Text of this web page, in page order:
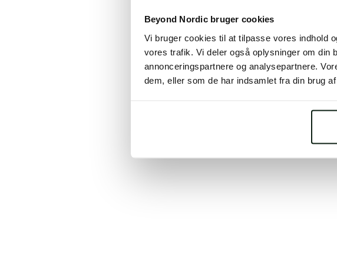
Beyond Nordic bruger cookies
Vi bruger cookies til at tilpasse vores indhold
vores trafik. Vi deler også oplysninger om din
annonceringspartnere og analysepartnere.
dem, eller som de har indsamlet fra din brug
Clearing your
We